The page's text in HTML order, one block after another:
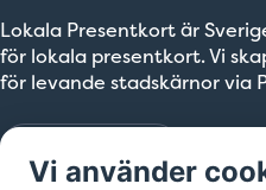
Lokala Presentkort är
för lokala presentkort. Vi
för levande stadskärnor via
Vi använder